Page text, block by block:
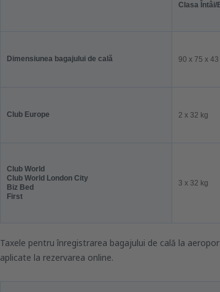
Clasa Întâi/
Dimensiunea bagajului de cală 90 x 75 x 43
Club Europe 2 x 32 kg
Club World
Club World London City
Biz Bed
First
3 x 32 kg
Taxele pentru înregistrarea bagajului de cală la
aplicate la rezervarea online.